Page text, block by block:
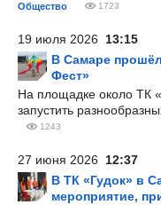
Общество 1723
19 июля 2026 13:15
В Самаре
Фест»
На площадке около ТК
запустить
1243
27 июня 2026 12:37
В ТК «Гудок» в
мероприятие,